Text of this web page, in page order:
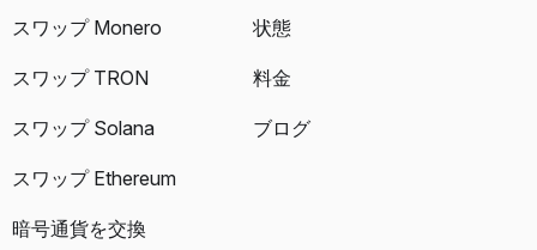
スワップ Monero
スワップ TRON
スワップ Solana
スワップ Ethereum
暗号通貨を交換
状態
料金
ブログ